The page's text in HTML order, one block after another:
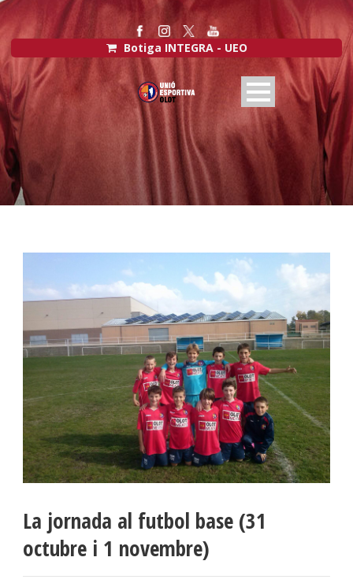
Botiga INTEGRA - UEO
La jornada al futbol base (31
octubre i 1 novembre)